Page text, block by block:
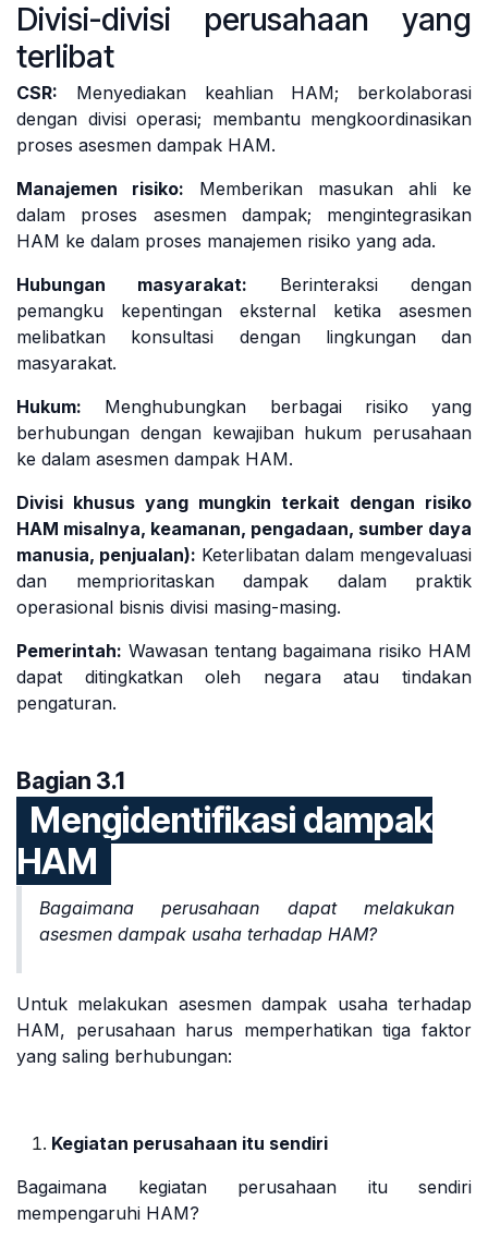
Divisi-divisi perusahaan yang
terlibat
CSR: Menyediakan keahlian HAM; berkolaborasi
dengan divisi operasi; membantu mengkoordinasikan
proses asesmen dampak HAM.
Manajemen risiko: Memberikan masukan ahli ke
dalam proses asesmen dampak; mengintegrasikan
HAM ke dalam proses manajemen risiko yang ada.
Hubungan masyarakat: Berinteraksi dengan
pemangku kepentingan eksternal ketika asesmen
melibatkan konsultasi dengan lingkungan dan
masyarakat.
Hukum: Menghubungkan berbagai risiko yang
berhubungan dengan kewajiban hukum perusahaan
ke dalam asesmen dampak HAM.
Divisi khusus yang mungkin terkait dengan risiko
HAM misalnya, keamanan, pengadaan, sumber daya
manusia, penjualan): Keterlibatan dalam mengevaluasi
dan memprioritaskan dampak dalam praktik
operasional bisnis divisi masing-masing.
Pemerintah: Wawasan tentang bagaimana risiko HAM
dapat ditingkatkan oleh negara atau tindakan
pengaturan.
Bagian 3.1
Mengidentifikasi dampak
HAM
Bagaimana perusahaan dapat melakukan
asesmen dampak usaha terhadap HAM?
Untuk melakukan asesmen dampak usaha terhadap
HAM, perusahaan harus memperhatikan tiga faktor
yang saling berhubungan:
Kegiatan perusahaan itu sendiri
Bagaimana kegiatan perusahaan itu sendiri
mempengaruhi HAM?